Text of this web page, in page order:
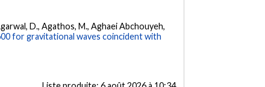
D., Agathos, M., Aghaei Abchouyeh,
for gravitational waves coincident with